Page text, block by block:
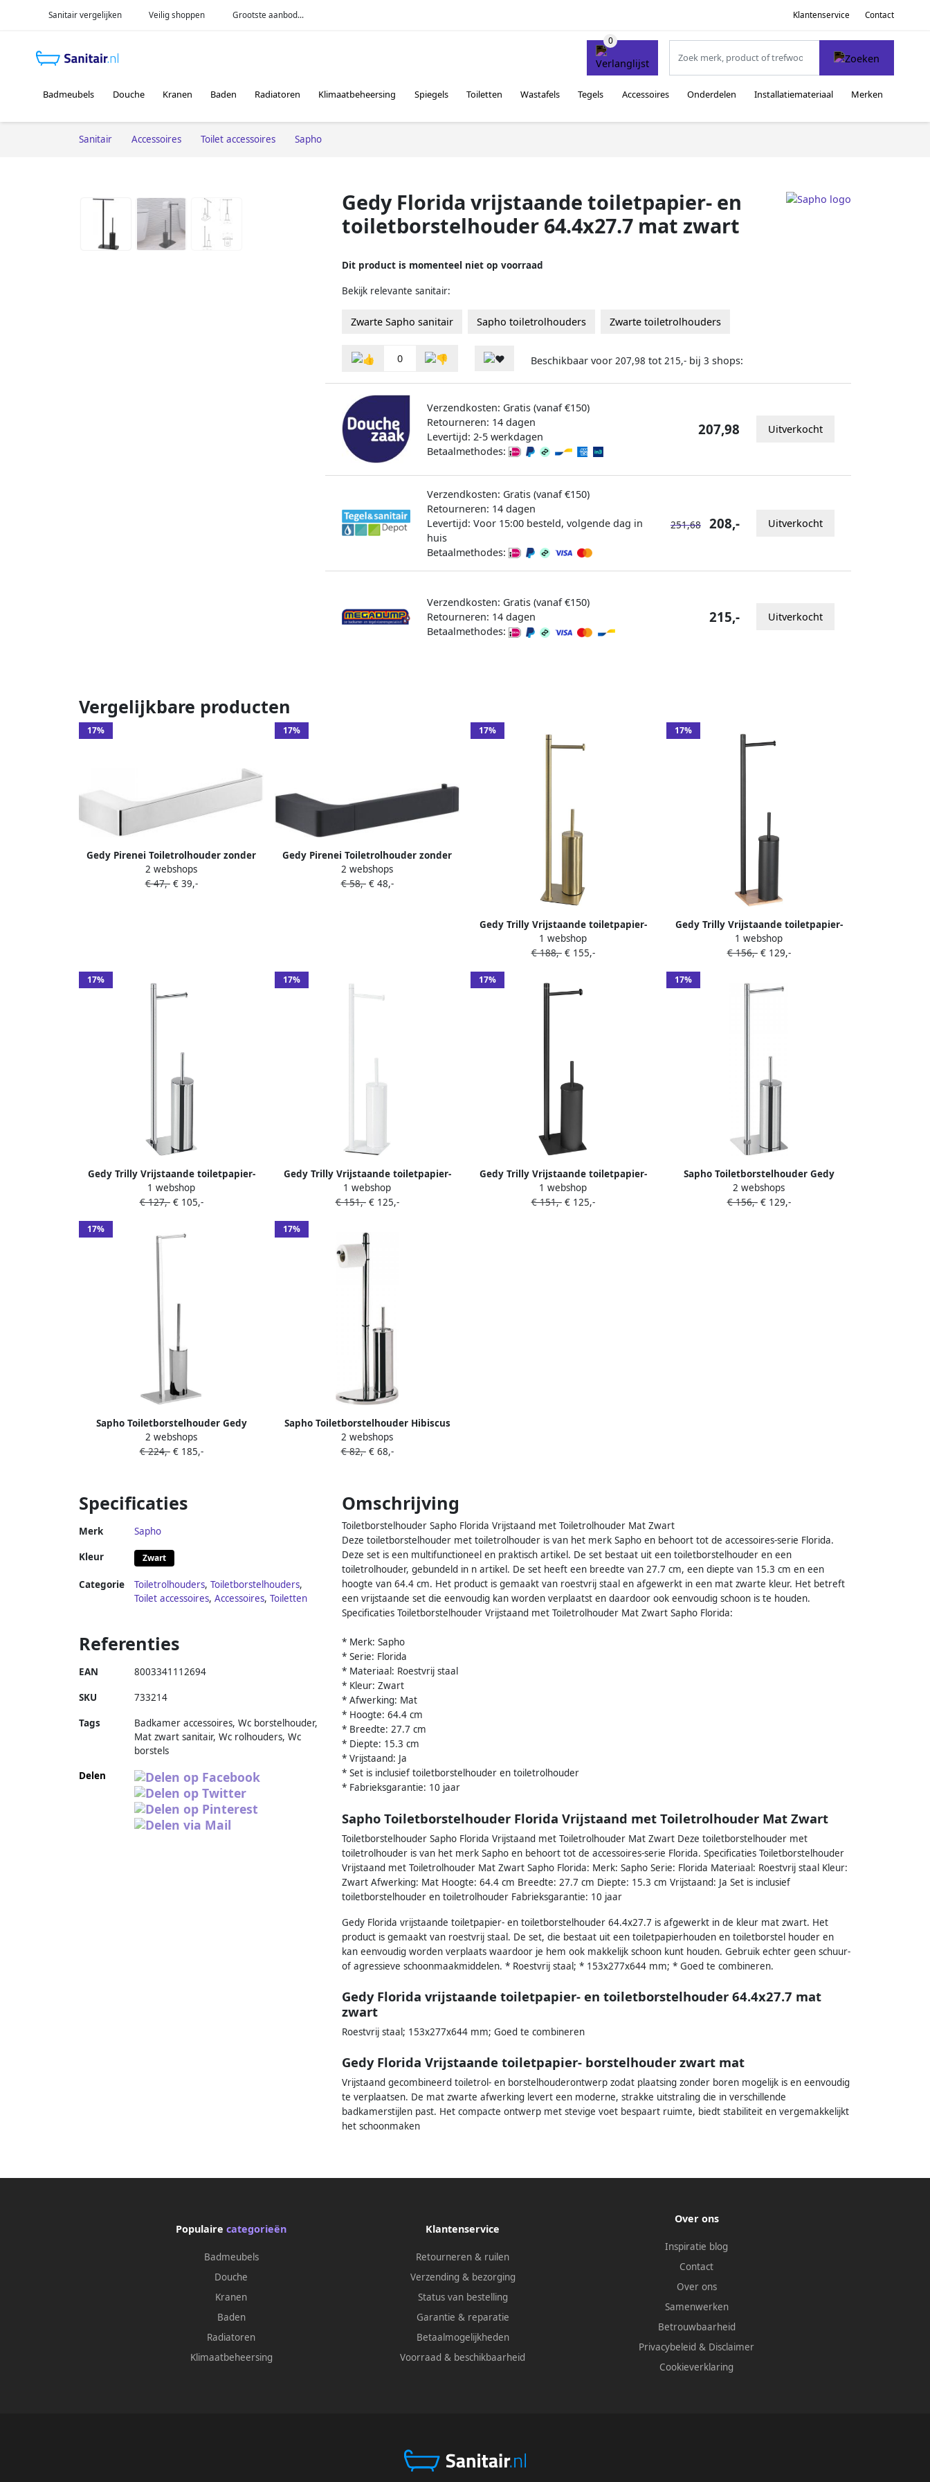
Sanitair vergelijken Veilig shoppen Grootste aanbod... Klantenservice Contact
Badmeubels Douche Kranen Baden Radiatoren Klimaatbeheersing Spiegels Toiletten Wastafels Tegels Accessoires Onderdelen Installatiemateriaal Merken
Sanitair Accessoires Toilet accessoires Sapho
Gedy Florida vrijstaande toiletpapier- en
toiletborstelhouder 64.4x27.7 mat zwart
Dit product is momenteel niet op voorraad
Bekijk relevante sanitair:
Zwarte Sapho sanitair Sapho toiletrolhouders Zwarte toiletrolhouders
0 Beschikbaar voor 207,98 tot 215,- bij 3 shops:
Verzendkosten: Gratis (vanaf €150)
Retourneren: 14 dagen
Levertijd: 2-5 werkdagen
Betaalmethodes:
207,98 Uitverkocht
Verzendkosten: Gratis (vanaf €150)
Retourneren: 14 dagen
Levertijd: Voor 15:00 besteld, volgende dag in
huis
Betaalmethodes:
251,68 208,- Uitverkocht
Verzendkosten: Gratis (vanaf €150)
Retourneren: 14 dagen
Betaalmethodes:
215,- Uitverkocht
Vergelijkbare producten
17%
Gedy Pirenei Toiletrolhouder zonder
klep chroom
2 webshops
€ 47,-€ 39,-
17%
Gedy Pirenei Toiletrolhouder zonder
klep mat zwart
2 webshops
€ 58,-€ 48,-
17%
Gedy Trilly Vrijstaande toiletpapier-
borstelhouder vierkant goud mat
1 webshop
€ 188,-€ 155,-
17%
Gedy Trilly Vrijstaande toiletpapier-
borstelhouder vierkant zwart mat
bamboe
1 webshop
€ 156,-€ 129,-
17%
Gedy Trilly Vrijstaande toiletpapier-
borstelhouder vierkant chroom
1 webshop
€ 127,-€ 105,-
17%
Gedy Trilly Vrijstaande toiletpapier-
borstelhouder vierkant wit mat
1 webshop
€ 151,-€ 125,-
17%
Gedy Trilly Vrijstaande toiletpapier-
borstelhouder vierkant zwart mat
1 webshop
€ 151,-€ 125,-
17%
Sapho Toiletborstelhouder Gedy
Vrijstaand met Toiletrolhouder Chroom
2 webshops
€ 156,-€ 129,-
17%
Sapho Toiletborstelhouder Gedy
Vrijstaand met Toiletrolhouder
Rechthoekig Chroom
2 webshops
€ 224,-€ 185,-
17%
Sapho Toiletborstelhouder Hibiscus
Vrijstaand met Toiletrolhouder Chroom
2 webshops
€ 82,-€ 68,-
Specificaties
Merk Sapho
Kleur Zwart
Categorie Toiletrolhouders, Toiletborstelhouders,
Toilet accessoires, Accessoires, Toiletten
Omschrijving
Toiletborstelhouder Sapho Florida Vrijstaand met Toiletrolhouder Mat Zwart
Deze toiletborstelhouder met toiletrolhouder is van het merk Sapho en behoort tot de accessoires-serie Florida.
Deze set is een multifunctioneel en praktisch artikel. De set bestaat uit een toiletborstelhouder en een
toiletrolhouder, gebundeld in n artikel. De set heeft een breedte van 27.7 cm, een diepte van 15.3 cm en een
hoogte van 64.4 cm. Het product is gemaakt van roestvrij staal en afgewerkt in een mat zwarte kleur. Het betreft
een vrijstaande set die eenvoudig kan worden verplaatst en daardoor ook eenvoudig schoon is te houden.
Specificaties Toiletborstelhouder Vrijstaand met Toiletrolhouder Mat Zwart Sapho Florida:
* Merk: Sapho
* Serie: Florida
* Materiaal: Roestvrij staal
* Kleur: Zwart
* Afwerking: Mat
* Hoogte: 64.4 cm
* Breedte: 27.7 cm
* Diepte: 15.3 cm
* Vrijstaand: Ja
* Set is inclusief toiletborstelhouder en toiletrolhouder
* Fabrieksgarantie: 10 jaar
Sapho Toiletborstelhouder Florida Vrijstaand met Toiletrolhouder Mat Zwart
Toiletborstelhouder Sapho Florida Vrijstaand met Toiletrolhouder Mat Zwart Deze toiletborstelhouder met
toiletrolhouder is van het merk Sapho en behoort tot de accessoires-serie Florida. Specificaties Toiletborstelhouder
Vrijstaand met Toiletrolhouder Mat Zwart Sapho Florida: Merk: Sapho Serie: Florida Materiaal: Roestvrij staal Kleur:
Zwart Afwerking: Mat Hoogte: 64.4 cm Breedte: 27.7 cm Diepte: 15.3 cm Vrijstaand: Ja Set is inclusief
toiletborstelhouder en toiletrolhouder Fabrieksgarantie: 10 jaar
Gedy Florida vrijstaande toiletpapier- en toiletborstelhouder 64.4x27.7 is afgewerkt in de kleur mat zwart. Het
product is gemaakt van roestvrij staal. De set, die bestaat uit een toiletpapierhouden en toiletborstel houder en
kan eenvoudig worden verplaats waardoor je hem ook makkelijk schoon kunt houden. Gebruik echter geen schuur-
of agressieve schoonmaakmiddelen. * Roestvrij staal; * 153x277x644 mm; * Goed te combineren.
Gedy Florida vrijstaande toiletpapier- en toiletborstelhouder 64.4x27.7 mat
zwart
Roestvrij staal; 153x277x644 mm; Goed te combineren
Gedy Florida Vrijstaande toiletpapier- borstelhouder zwart mat
Vrijstaand gecombineerd toiletrol- en borstelhouderontwerp zodat plaatsing zonder boren mogelijk is en eenvoudig
te verplaatsen. De mat zwarte afwerking levert een moderne, strakke uitstraling die in verschillende
badkamerstijlen past. Het compacte ontwerp met stevige voet bespaart ruimte, biedt stabiliteit en vergemakkelijkt
het schoonmaken
Referenties
EAN 8003341112694
SKU 733214
Tags
Badkamer accessoires, Wc borstelhouder,
Mat zwart sanitair, Wc rolhouders, Wc
borstels
Delen
Populaire categorieën
Badmeubels
Douche
Kranen
Baden
Radiatoren
Klimaatbeheersing
Klantenservice
Retourneren & ruilen
Verzending & bezorging
Status van bestelling
Garantie & reparatie
Betaalmogelijkheden
Voorraad & beschikbaarheid
Over ons
Inspiratie blog
Contact
Over ons
Samenwerken
Betrouwbaarheid
Privacybeleid & Disclaimer
Cookieverklaring